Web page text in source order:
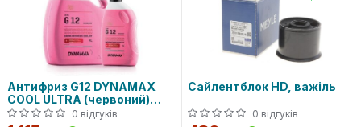
Антифриз G12 DYNAMAX
COOL ULTRA (червоний)
концентрат (4L)
0 відгуків
Сайлентблок HD, важіль
0 відгуків